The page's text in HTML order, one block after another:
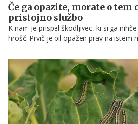
Če ga opazite, morate o tem
pristojno službo
K nam je prispel škodljivec, ki si ga
hrošč. Prvič je bil opažen prav na istem
strokovnjaki pozivajo, da - če ga
javite pristojnim službam.